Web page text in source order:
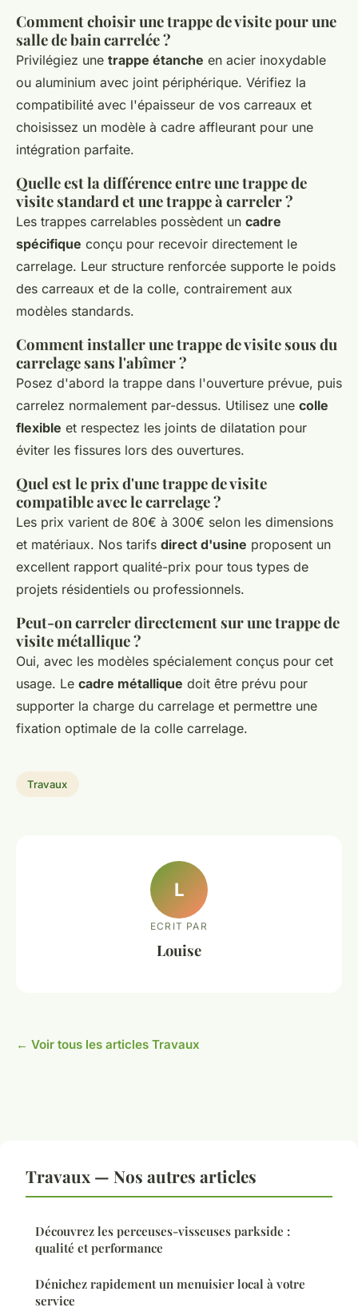
Comment choisir une trappe de visite pour une
salle de bain carrelée ?
Privilégiez une trappe étanche en acier inoxydable
ou aluminium avec joint périphérique. Vérifiez la
compatibilité avec l'épaisseur de vos carreaux et
choisissez un modèle à cadre affleurant pour une
intégration parfaite.
Quelle est la différence entre une trappe de
visite standard et une trappe à carreler ?
Les trappes carrelables possèdent un cadre
spécifique conçu pour recevoir directement le
carrelage. Leur structure renforcée supporte le poids
des carreaux et de la colle, contrairement aux
modèles standards.
Comment installer une trappe de visite sous du
carrelage sans l'abîmer ?
Posez d'abord la trappe dans l'ouverture prévue, puis
carrelez normalement par-dessus. Utilisez une colle
flexible et respectez les joints de dilatation pour
éviter les fissures lors des ouvertures.
Quel est le prix d'une trappe de visite
compatible avec le carrelage ?
Les prix varient de 80€ à 300€ selon les dimensions
et matériaux. Nos tarifs direct d'usine proposent un
excellent rapport qualité-prix pour tous types de
projets résidentiels ou professionnels.
Peut-on carreler directement sur une trappe de
visite métallique ?
Oui, avec les modèles spécialement conçus pour cet
usage. Le cadre métallique doit être prévu pour
supporter la charge du carrelage et permettre une
fixation optimale de la colle carrelage.
Travaux
L
ECRIT PAR
Louise
← Voir tous les articles Travaux
Travaux — Nos autres articles
Découvrez les perceuses-visseuses parkside :
qualité et performance
Dénichez rapidement un menuisier local à votre
service